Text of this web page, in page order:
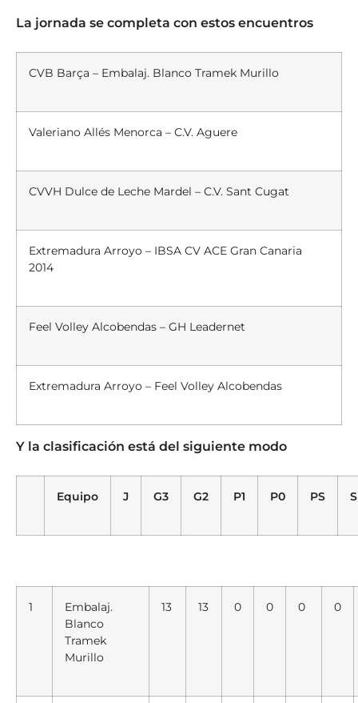
La jornada se completa con estos encuentros
CVB Barça – Embalaj. Blanco Tramek Murillo
Valeriano Allés Menorca – C.V. Aguere
CVVH Dulce de Leche Mardel – C.V. Sant Cugat
Extremadura Arroyo – IBSA CV ACE Gran Canaria
2014
Feel Volley Alcobendas – GH Leadernet
Extremadura Arroyo – Feel Volley Alcobendas
Y la clasificación está del siguiente modo
Equipo J G3 G2 P1 P0 PS
1
Embalaj.
Blanco
Tramek
Murillo
13 13 0 0 0 0